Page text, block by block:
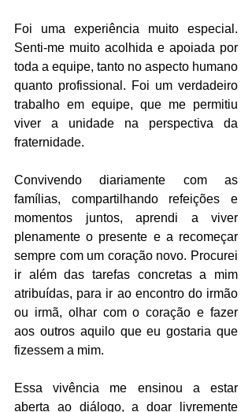
Foi uma experiência muito especial.
Senti-me muito acolhida e apoiada por
toda a equipe, tanto no aspecto humano
quanto profissional. Foi um verdadeiro
trabalho em equipe, que me permitiu
viver a unidade na perspectiva da
fraternidade.
Convivendo diariamente com as
famílias, compartilhando refeições e
momentos juntos, aprendi a viver
plenamente o presente e a recomeçar
sempre com um coração novo. Procurei
ir além das tarefas concretas a mim
atribuídas, para ir ao encontro do irmão
ou irmã, olhar com o coração e fazer
aos outros aquilo que eu gostaria que
fizessem a mim.
Essa vivência me ensinou a estar
aberta ao diálogo, a doar livremente